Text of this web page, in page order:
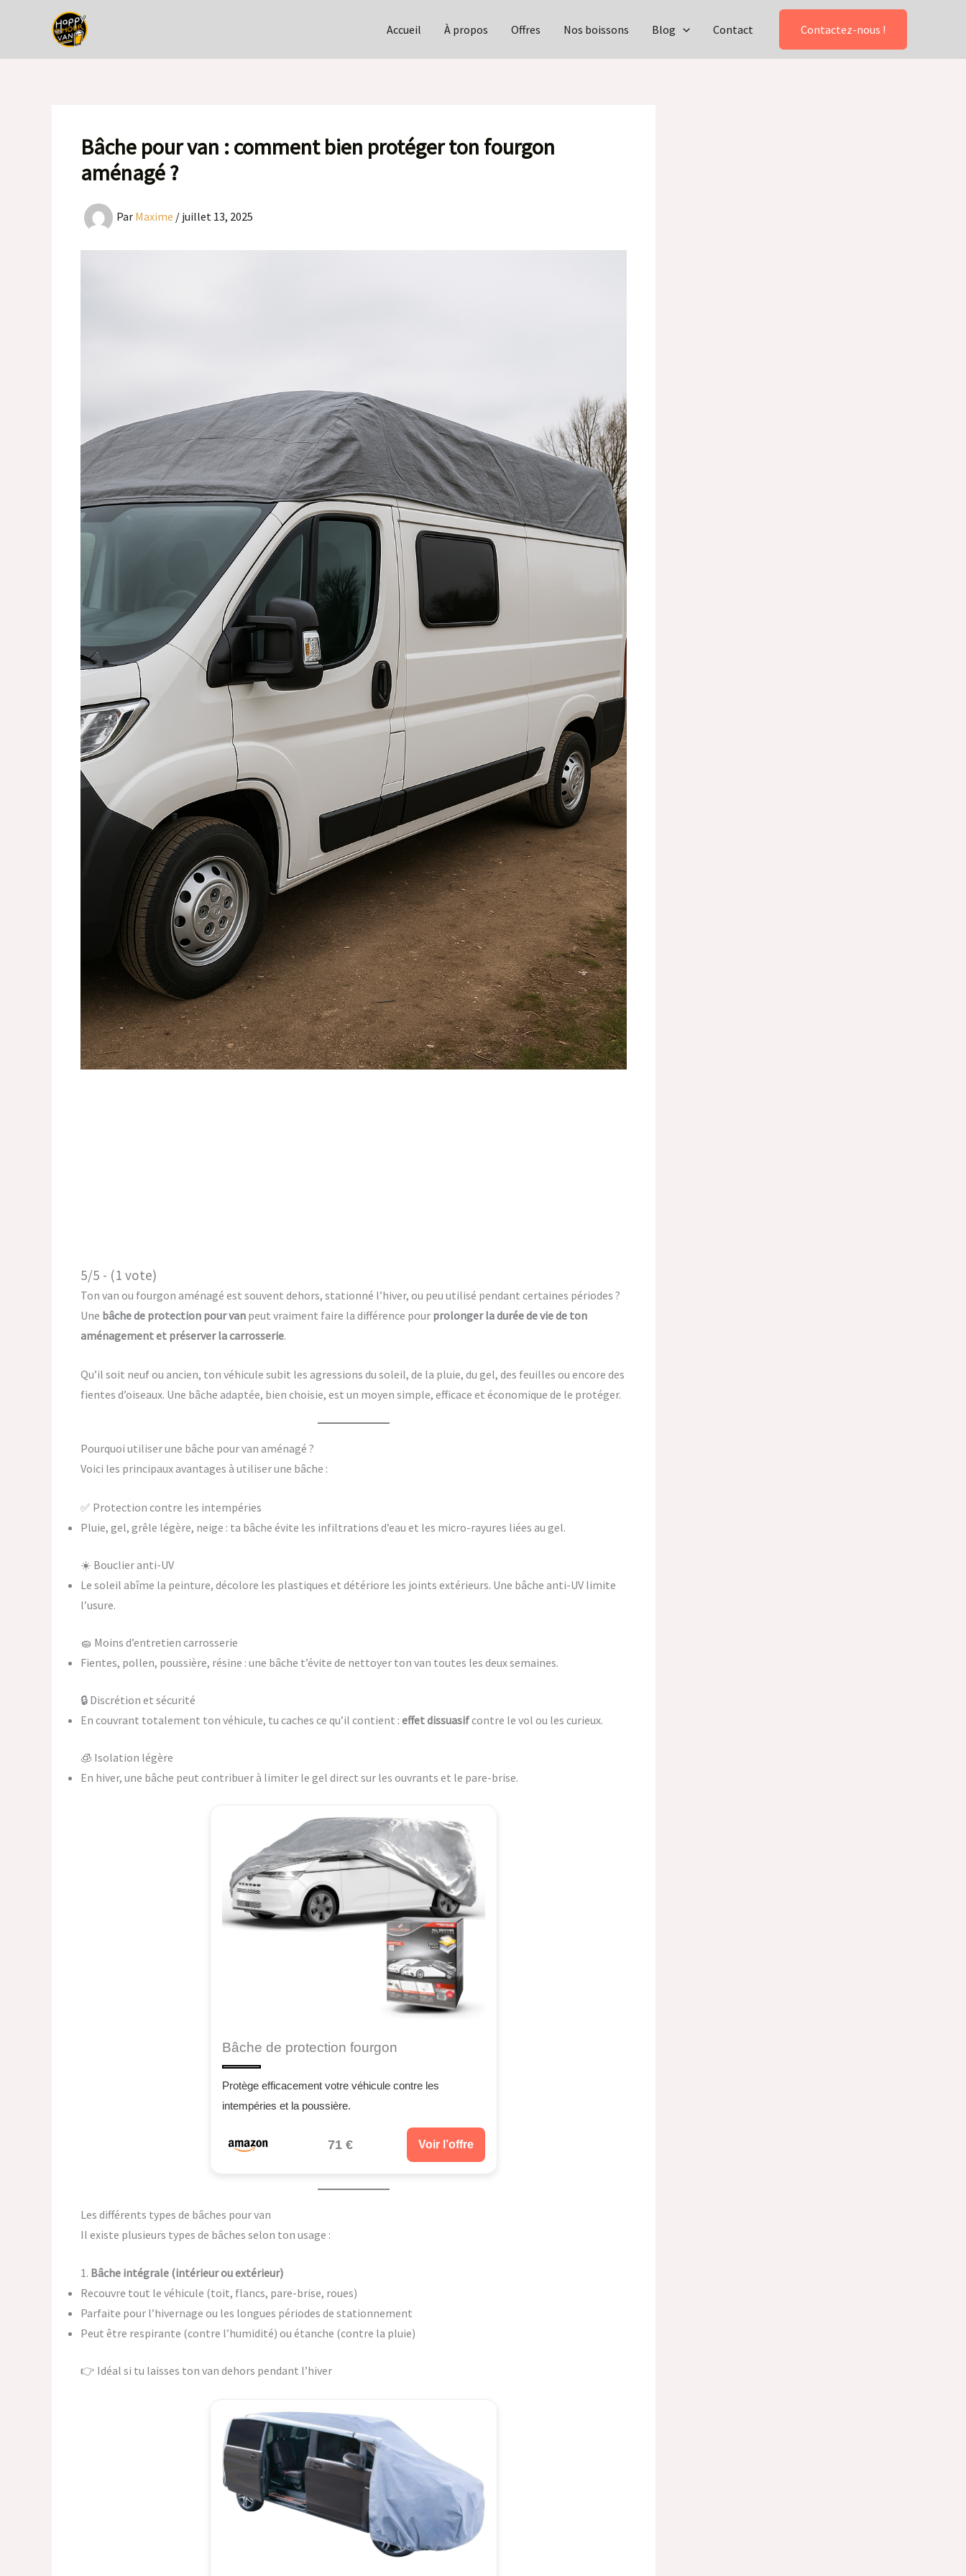
Accueil À propos Offres Nos boissons Blog Contact Contactez-nous !
Bâche pour van : comment bien protéger ton fourgon
aménagé ?
Par Maxime / juillet 13, 2025
5/5 - (1 vote)
Ton van ou fourgon aménagé est souvent dehors, stationné l’hiver, ou peu utilisé pendant certaines périodes ?
Une bâche de protection pour van peut vraiment faire la différence pour prolonger la durée de vie de ton
aménagement et préserver la carrosserie.
Qu’il soit neuf ou ancien, ton véhicule subit les agressions du soleil, de la pluie, du gel, des feuilles ou encore des
fientes d’oiseaux. Une bâche adaptée, bien choisie, est un moyen simple, efficace et économique de le protéger.
Pourquoi utiliser une bâche pour van aménagé ?
Voici les principaux avantages à utiliser une bâche :
✅ Protection contre les intempéries
Pluie, gel, grêle légère, neige : ta bâche évite les infiltrations d’eau et les micro-rayures liées au gel.
☀️ Bouclier anti-UV
Le soleil abîme la peinture, décolore les plastiques et détériore les joints extérieurs. Une bâche anti-UV limite
l’usure.
🧽 Moins d’entretien carrosserie
Fientes, pollen, poussière, résine : une bâche t’évite de nettoyer ton van toutes les deux semaines.
🔒 Discrétion et sécurité
En couvrant totalement ton véhicule, tu caches ce qu’il contient : effet dissuasifcontre le vol ou les curieux.
🧊 Isolation légère
En hiver, une bâche peut contribuer à limiter le gel direct sur les ouvrants et le pare-brise.
Bâche de protection fourgon
Protège efficacement votre véhicule contre les
intempéries et la poussière.
71 € Voir l’offre
Les différents types de bâches pour van
Il existe plusieurs types de bâches selon ton usage :
1. Bâche intégrale (intérieur ou extérieur)
Recouvre tout le véhicule (toit, flancs, pare-brise, roues)
Parfaite pour l’hivernage ou les longues périodes de stationnement
Peut être respirante (contre l’humidité) ou étanche (contre la pluie)
👉 Idéal si tu laisses ton van dehors pendant l’hiver